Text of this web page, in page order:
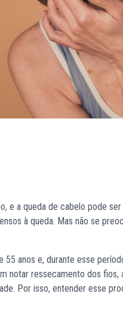
e a queda de cabelo pode
à queda. Mas não se
anos e, durante esse
notar ressecamento dos fios,
Por isso, entender esse